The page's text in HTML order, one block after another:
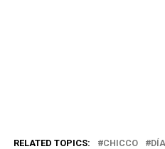
RELATED TOPICS: CHICCO